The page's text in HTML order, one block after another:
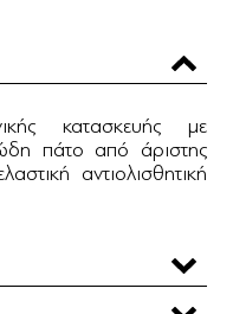
κατασκευής με
πάτο από άριστης
αντιολισθητική